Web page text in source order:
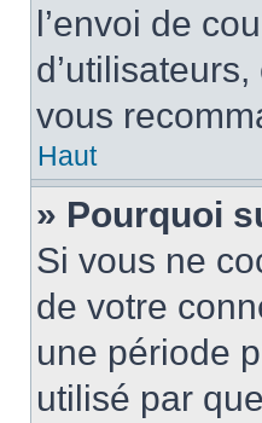
l’envoi de
vous
Haut
» Pourquoi
Si vous ne
de votre
une période
utilisé par